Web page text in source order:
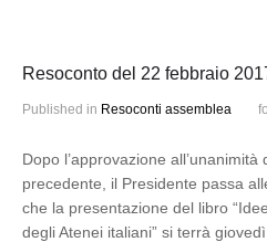
Resoconto del 22 febbraio
Published in Resoconti assemblea
Dopo l’approvazione
precedente, il Presidente passa
che la presentazione del libro
degli Atenei italiani” si terrà